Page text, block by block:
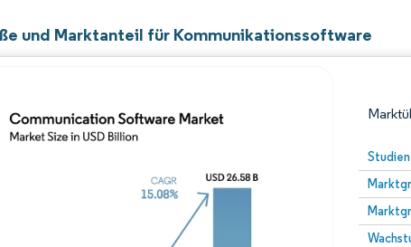
und Marktanteil für Kommunikationssoftware